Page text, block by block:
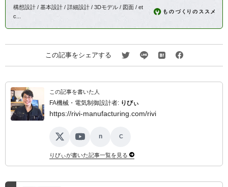
構想設計 / 基本設計 / 詳細設計 / 3Dモデル / 図面 / et
c...
この記事をシェアする
この記事を書いた人
FA機械・電気制御設計者: りびぃ
https://rivi-manufacturing.com/rivi
X YouTube
n C
りびぃが書いた記事一覧を見る